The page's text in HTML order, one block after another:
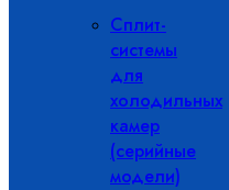
Сплит-
системы
для
холодильных
камер
(серийные
модели)